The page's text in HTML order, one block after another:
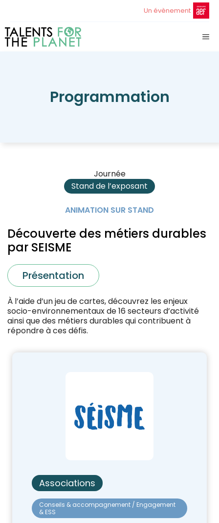
Un évènement
Programmation
Journée
Stand de l’exposant
ANIMATION SUR STAND
Découverte des métiers durables
par SEISME
Présentation
À l’aide d’un jeu de cartes, découvrez les enjeux
socio-environnementaux de 16 secteurs d’activité
ainsi que des métiers durables qui contribuent à
répondre à ces défis.
Associations
Conseils & accompagnement / Engagement
& ESS